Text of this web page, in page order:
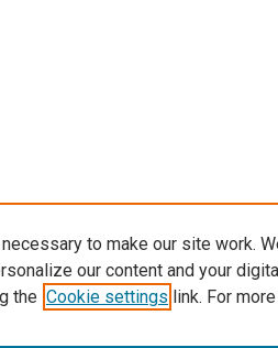
to make our site work.
our content and your
the Cookie settings link. For